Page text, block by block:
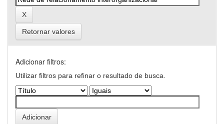
Retornar valores
Adicionar filtros:
Utilizar filtros para refinar o resultado de busca.